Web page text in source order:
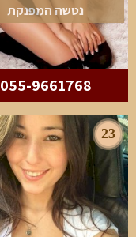
נטשה המפנקת
055-9661768
23